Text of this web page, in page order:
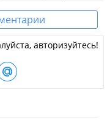
авторизуйтесь!